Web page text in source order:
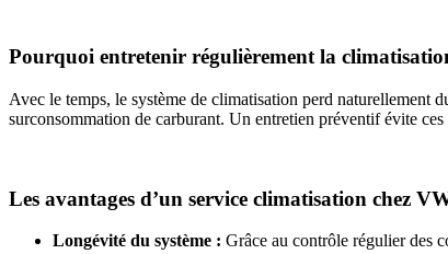
Pourquoi entretenir régulièrement la
Avec le temps, le système de climatisation perd naturellement
surconsommation de carburant. Un entretien préventif évite
Les avantages d’un service climatisation chez
Longévité du système : Grâce au contrôle régulier des